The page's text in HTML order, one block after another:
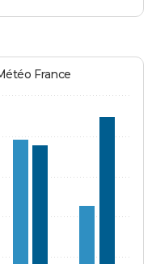
France